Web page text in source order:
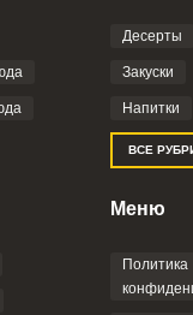
шт, до 5 mb
эту форму, вы
Политикой
Десерты
Закуски
Напитки
ВСЕ
Меню
Политика